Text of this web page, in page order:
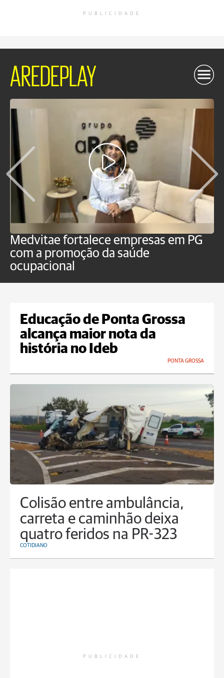
PUBLICIDADE
AREDEPLAY
Medvitae fortalece empresas em PG
com a promoção da saúde
ocupacional
Educação de Ponta Grossa
alcança maior nota da
história no Ideb
PONTA GROSSA
Colisão entre ambulância,
carreta e caminhão deixa
quatro feridos na PR-323
COTIDIANO
PUBLICIDADE